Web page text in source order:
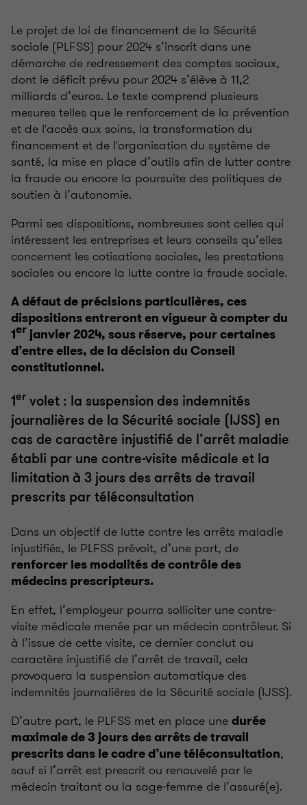
Le projet de loi de financement de la Sécurité
sociale (PLFSS) pour 2024 s’inscrit dans une
démarche de redressement des comptes sociaux,
dont le déficit prévu pour 2024 s’élève à 11,2
milliards d’euros. Le texte comprend plusieurs
mesures telles que le renforcement de la prévention
et de l'accès aux soins, la transformation du
financement et de l'organisation du système de
santé, la mise en place d’outils afin de lutter contre
la fraude ou encore la poursuite des politiques de
soutien à l’autonomie.
Parmi ses dispositions, nombreuses sont celles qui
intéressent les entreprises et leurs conseils qu’elles
concernent les cotisations sociales, les prestations
sociales ou encore la lutte contre la fraude sociale.
A défaut de précisions particulières, ces
dispositions entreront en vigueur à compter du
1er janvier 2024, sous réserve, pour certaines
d’entre elles, de la décision du Conseil
constitutionnel.
1er volet : la suspension des indemnités
journalières de la Sécurité sociale (IJSS) en
cas de caractère injustifié de l’arrêt maladie
établi par une contre-visite médicale et la
limitation à 3 jours des arrêts de travail
prescrits par téléconsultation
Dans un objectif de lutte contre les arrêts maladie
injustifiés, le PLFSS prévoit, d’une part, de
renforcer les modalités de contrôle des
médecins prescripteurs.
En effet, l’employeur pourra solliciter une contre-
visite médicale menée par un médecin contrôleur. Si
à l’issue de cette visite, ce dernier conclut au
caractère injustifié de l’arrêt de travail, cela
provoquera la suspension automatique des
indemnités journalières de la Sécurité sociale (IJSS).
D’autre part, le PLFSS met en place une durée
maximale de 3 jours des arrêts de travail
prescrits dans le cadre d’une téléconsultation,
sauf si l’arrêt est prescrit ou renouvelé par le
médecin traitant ou la sage-femme de l’assuré(e).